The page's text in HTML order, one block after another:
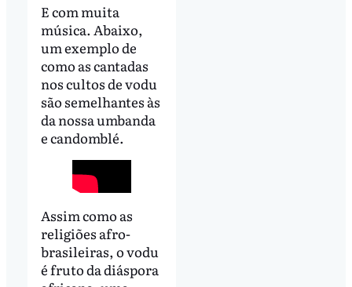
E com muita
música. Abaixo,
um exemplo de
como as cantadas
nos cultos de vodu
são semelhantes às
da nossa umbanda
e candomblé.
Assim como as
religiões afro-
brasileiras, o vodu
é fruto da diáspora